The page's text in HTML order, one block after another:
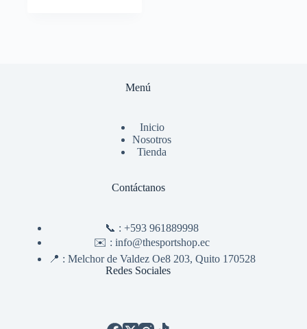
Menú
Inicio
Nosotros
Tienda
Contáctanos
📞 :+593 961889998
✉️ :info@thesportshop.ec
📍 : Melchor de Valdez Oe8 203, Quito 170528
Redes Sociales